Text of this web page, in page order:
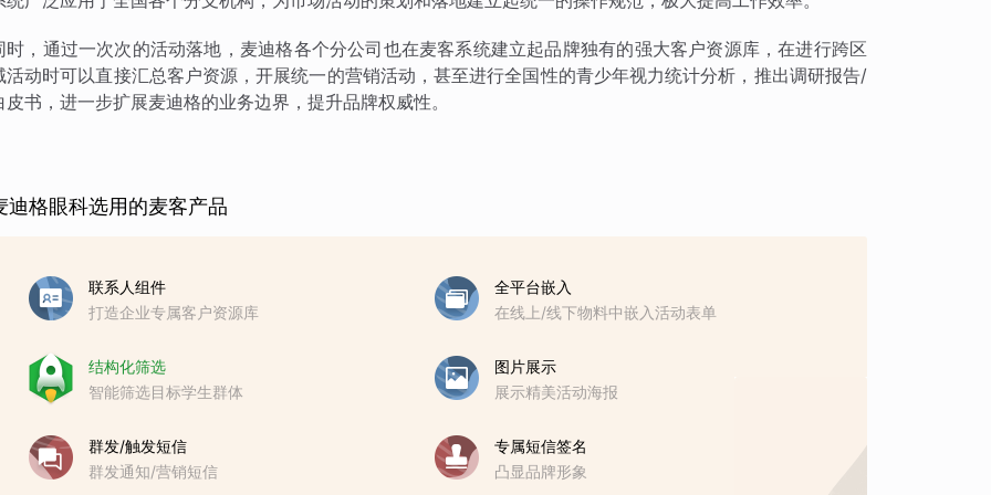
时，通过一次次的活动落地，麦迪格各个分公司也在麦客系统建立起品牌独有的强大客户资源库，在进行跨区
活动时可以直接汇总客户资源，开展统一的营销活动，甚至进行全国性的青少年视力统计分析，推出调研报告/
皮书，进一步扩展麦迪格的业务边界，提升品牌权威性。
迪格眼科选用的麦客产品
联系人组件
打造企业专属客户资源库
全平台嵌入
在线上/线下物料中嵌入活动表单
结构化筛选
智能筛选目标学生群体
图片展示
展示精美活动海报
群发/触发短信
群发通知/营销短信
专属短信签名
凸显品牌形象